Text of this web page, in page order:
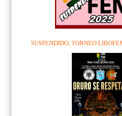
SUSPENDIDO, TORNEO